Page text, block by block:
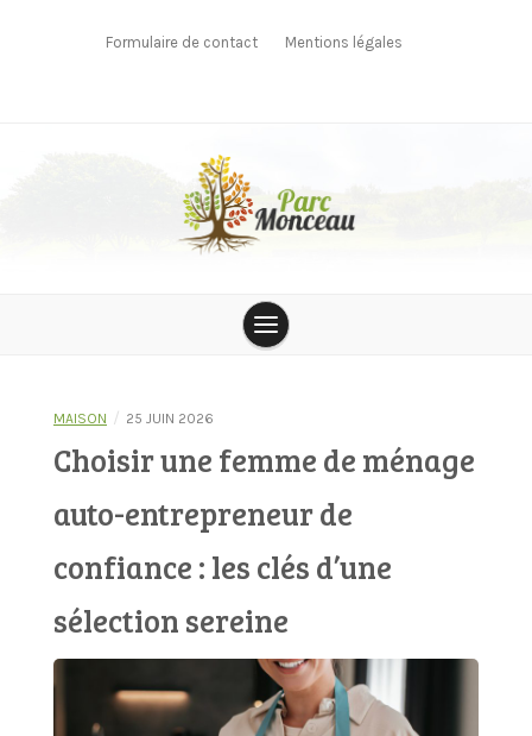
Formulaire de contact Mentions légales
MAISON / 25 JUIN 2026
Choisir une femme de ménage
auto-entrepreneur de
confiance : les clés d’une
sélection sereine